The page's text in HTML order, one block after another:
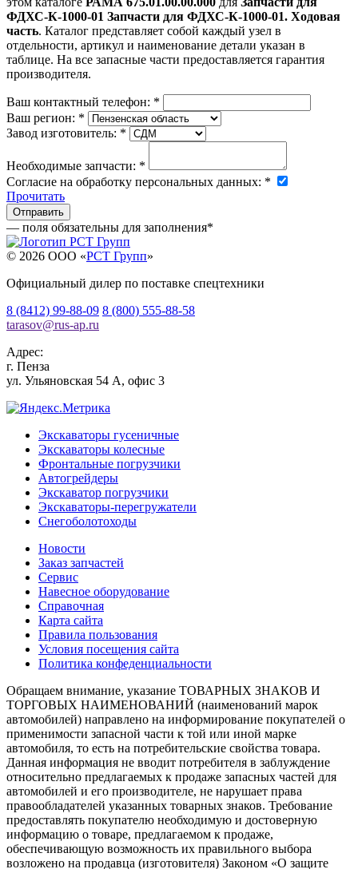
ФДХС-К-1000-01 Запчасти для ФДХС-К-1000-01. Ходовая
часть. Каталог представляет собой каждый узел в
отдельности, артикул и наименование детали указан в
таблице. На все запасные части предоставляется гарантия
производителя.
Ваш контактный телефон: *
Ваш регион: *
Завод изготовитель: *
Необходимые запчасти: *
Согласие на обработку персональных данных: *
Прочитать
— поля обязательны для заполнения*
© 2026 OOO «РСТ Групп»
Официальный дилер по поставке спецтехники
8 (8412) 99-88-09 8 (800) 555-88-58
tarasov@rus-ap.ru
Адрес:
г. Пенза
ул. Ульяновская 54 А, офис 3
Экскаваторы гусеничные
Экскаваторы колесные
Фронтальные погрузчики
Автогрейдеры
Экскаватор погрузчики
Экскаваторы-перегружатели
Снегоболотоходы
Новости
Заказ запчастей
Сервис
Навесное оборудование
Справочная
Карта сайта
Правила пользования
Условия посещения сайта
Политика конфеденциальности
Обращаем внимание, указание ТОВАРНЫХ ЗНАКОВ И
ТОРГОВЫХ НАИМЕНОВАНИЙ (наименований марок
автомобилей) направлено на информирование покупателей о
применимости запасной части к той или иной марке
автомобиля, то есть на потребительские свойства товара.
Данная информация не вводит потребителя в заблуждение
относительно предлагаемых к продаже запасных частей для
автомобилей и его производителе, не нарушает права
правообладателей указанных товарных знаков. Требование
предоставлять покупателю необходимую и достоверную
информацию о товаре, предлагаемом к продаже,
обеспечивающую возможность их правильного выбора
возложено на продавца (изготовителя) Законом «О защите